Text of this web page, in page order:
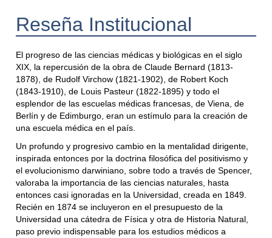
Reseña Institucional
El progreso de las ciencias médicas y biológicas en el siglo
XIX, la repercusión de la obra de Claude Bernard (1813-
1878), de Rudolf Virchow (1821-1902), de Robert Koch
(1843-1910), de Louis Pasteur (1822-1895) y todo el
esplendor de las escuelas médicas francesas, de Viena, de
Berlín y de Edimburgo, eran un estímulo para la creación de
una escuela médica en el país.
Un profundo y progresivo cambio en la mentalidad dirigente,
inspirada entonces por la doctrina filosófica del positivismo y
el evolucionismo darwiniano, sobre todo a través de Spencer,
valoraba la importancia de las ciencias naturales, hasta
entonces casi ignoradas en la Universidad, creada en 1849.
Recién en 1874 se incluyeron en el presupuesto de la
Universidad una cátedra de Física y otra de Historia Natural,
paso previo indispensable para los estudios médicos a